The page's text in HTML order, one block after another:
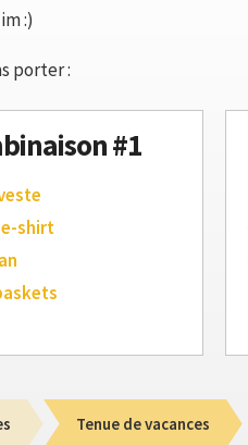
:)
porter :
#1
shirt
Tenue de vacances